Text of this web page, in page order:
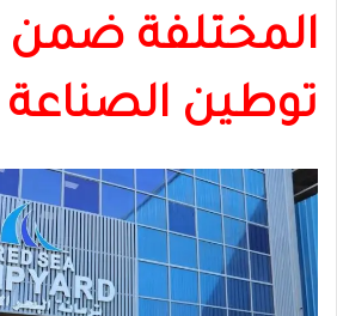
المختلفة
توطين الصناعة